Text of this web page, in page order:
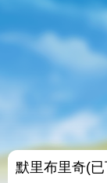
默里布里奇(